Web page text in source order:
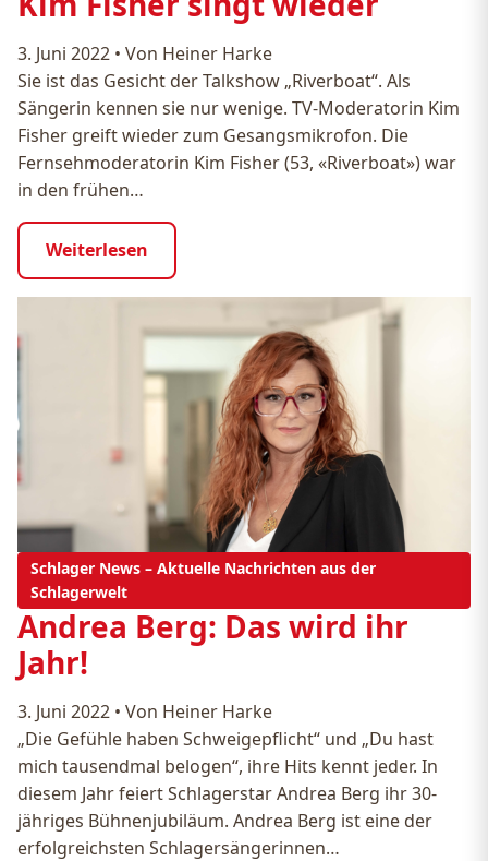
3. Juni 2022 • Von Heiner Harke
Sie ist das Gesicht der Talkshow „Riverboat“. Als
Sängerin kennen sie nur wenige. TV-Moderatorin Kim
Fisher greift wieder zum Gesangsmikrofon. Die
Fernsehmoderatorin Kim Fisher (53, «Riverboat») war
in den frühen…
Weiterlesen
Schlager News – Aktuelle Nachrichten aus der
Schlagerwelt
Andrea Berg: Das wird ihr
Jahr!
3. Juni 2022 • Von Heiner Harke
„Die Gefühle haben Schweigepflicht“ und „Du hast
mich tausendmal belogen“, ihre Hits kennt jeder. In
diesem Jahr feiert Schlagerstar Andrea Berg ihr 30-
jähriges Bühnenjubiläum. Andrea Berg ist eine der
erfolgreichsten Schlagersängerinnen…